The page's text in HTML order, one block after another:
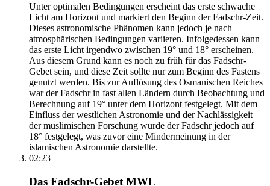
Unter optimalen Bedingungen erscheint das erste schwache
Licht am Horizont und markiert den Beginn der Fadschr-Zeit.
Dieses astronomische Phänomen kann jedoch je nach
atmosphärischen Bedingungen variieren. Infolgedessen kann
das erste Licht irgendwo zwischen 19° und 18° erscheinen.
Aus diesem Grund kann es noch zu früh für das Fadschr-
Gebet sein, und diese Zeit sollte nur zum Beginn des Fastens
genutzt werden. Bis zur Auflösung des Osmanischen Reiches
war der Fadschr in fast allen Ländern durch Beobachtung und
Berechnung auf 19° unter dem Horizont festgelegt. Mit dem
Einfluss der westlichen Astronomie und der Nachlässigkeit
der muslimischen Forschung wurde der Fadschr jedoch auf
18° festgelegt, was zuvor eine Mindermeinung in der
islamischen Astronomie darstellte.
02:23
Das Fadschr-Gebet MWL